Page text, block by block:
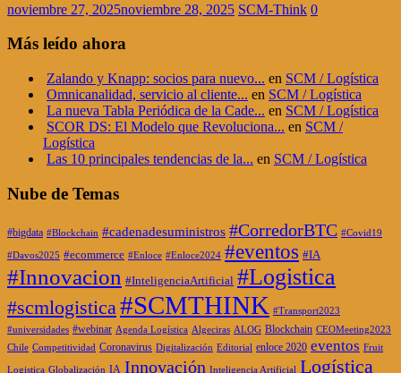
noviembre 27, 2025noviembre 28, 2025 SCM-Think 0
Más leído ahora
Zalando y Knapp: socios para nuevo... en SCM / Logística
Omnicanalidad, servicio al cliente... en SCM / Logística
La nueva Tabla Periódica de la Cade... en SCM / Logística
SCOR DS: El Modelo que Revoluciona... en SCM /
Logística
Las 10 principales tendencias de la... en SCM / Logística
Nube de Temas
#bigdata #Blockchain #cadenadesuministros #CorredorBTC #Covid19
#Davos2025 #ecommerce #Enloce #Enloce2024 #eventos #IA
#Innovacion #InteligenciaArtificial #Logistica
#scmlogistica#SCMTHINK #Transport2023
#universidades #webinar Agenda Logística Algeciras ALOG Blockchain CEOMeeting2023
Chile Competitividad Coronavirus Digitalización Editorial enloce 2020 eventos Fruit
Logistica Globalización IA Innovación Inteligencia Artificial Logística